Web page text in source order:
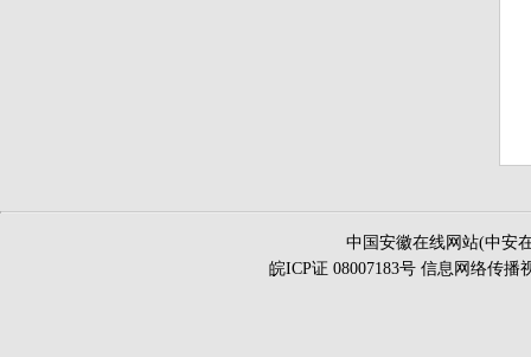
中国安徽在线网站(中安
皖ICP证 08007183号 信息网络传播